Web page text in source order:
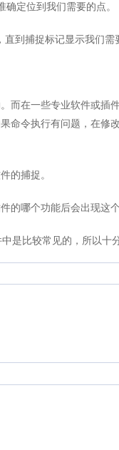
定位到我们需要的点。
到捕捉标记显示我们需
而在一些专业软件或插
命令执行有问题，在修
的捕捉。
哪个功能后会出现这
是比较常见的，所以十